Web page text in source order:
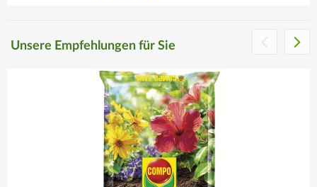
Geschenkgutscheine
richtige Wahl!
Mehr erfahren
Unsere Empfehlungen für Sie